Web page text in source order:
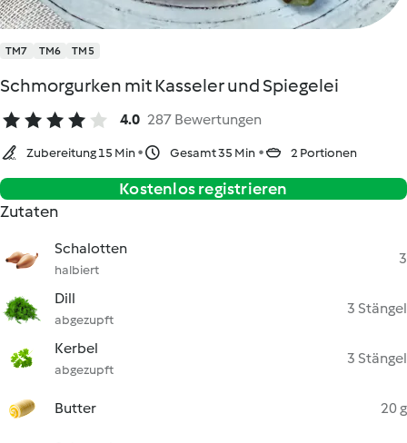
TM7 TM6 TM5
Schmorgurken mit Kasseler und Spiegelei
4.0 287 Bewertungen
Zubereitung 15 Min Gesamt 35 Min 2 Portionen
Kostenlos registrieren
Zutaten
Schalotten
halbiert
3
Dill
abgezupft
3 Stängel
Kerbel
abgezupft
3 Stängel
Butter 20 g